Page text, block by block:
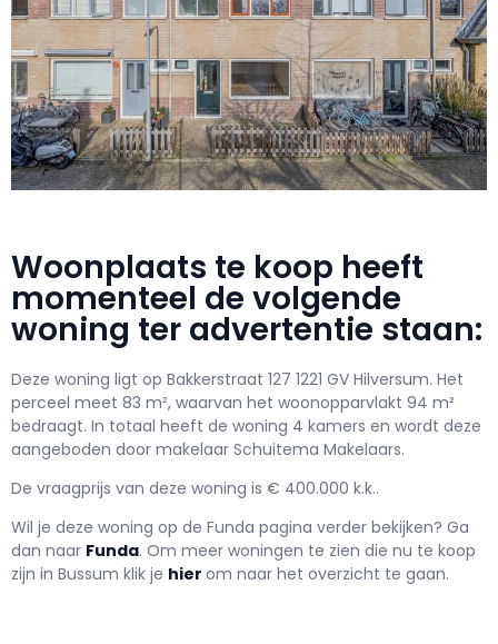
Woonplaats te koop heeft
momenteel de volgende
woning ter advertentie staan:
Deze woning ligt op Bakkerstraat 127 1221 GV Hilversum. Het
perceel meet 83 m², waarvan het woonopparvlakt 94 m²
bedraagt. In totaal heeft de woning 4 kamers en wordt deze
aangeboden door makelaar Schuitema Makelaars.
De vraagprijs van deze woning is € 400.000 k.k..
Wil je deze woning op de Funda pagina verder bekijken? Ga
dan naar Funda. Om meer woningen te zien die nu te koop
zijn in Bussum klik je hier om naar het overzicht te gaan.